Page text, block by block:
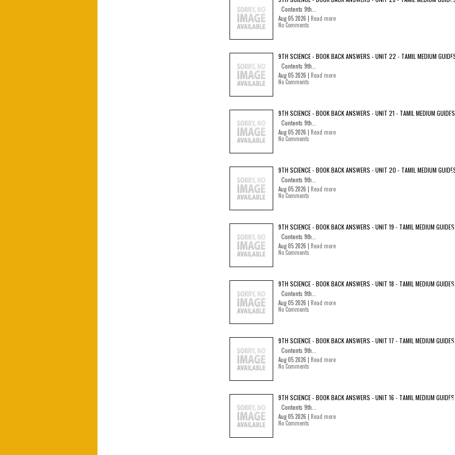
Contents 9th...
Aug 05 2026 | Read more
No Comments
9TH SCIENCE - BOOK BACK ANSWERS - UNIT 22 - TAMIL MEDIUM
Contents 9th...
Aug 05 2026 | Read more
No Comments
9TH SCIENCE - BOOK BACK ANSWERS - UNIT 21 - TAMIL MEDIUM GUIDES
Contents 9th...
Aug 05 2026 | Read more
No Comments
9TH SCIENCE - BOOK BACK ANSWERS - UNIT 20 - TAMIL MEDIUM
Contents 9th...
Aug 05 2026 | Read more
No Comments
9TH SCIENCE - BOOK BACK ANSWERS - UNIT 19 - TAMIL MEDIUM GUIDES
Contents 9th...
Aug 05 2026 | Read more
No Comments
9TH SCIENCE - BOOK BACK ANSWERS - UNIT 18 - TAMIL MEDIUM GUIDES
Contents 9th...
Aug 05 2026 | Read more
No Comments
9TH SCIENCE - BOOK BACK ANSWERS - UNIT 17 - TAMIL MEDIUM GUIDES
Contents 9th...
Aug 05 2026 | Read more
No Comments
9TH SCIENCE - BOOK BACK ANSWERS - UNIT 16 - TAMIL MEDIUM GUIDES
Contents 9th...
Aug 05 2026 | Read more
No Comments